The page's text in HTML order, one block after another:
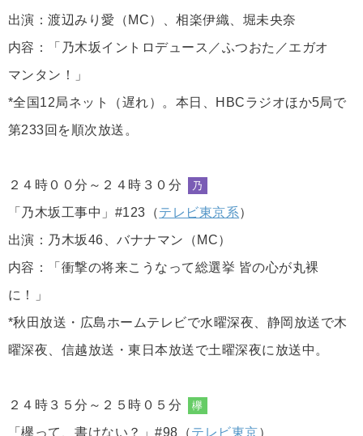
出演：渡辺みり愛（MC）、相楽伊織、堀未央奈
内容：「乃木坂イントロデュース／ふつおた／エガオ
マンタン！」
*全国12局ネット（遅れ）。本日、HBCラジオほか5局で
第233回を順次放送。
２４時００分～２４時３０分 乃
「乃木坂工事中」#123（テレビ東京系）
出演：乃木坂46、バナナマン（MC）
内容：「衝撃の将来こうなって総選挙 皆の心が丸裸
に！」
*秋田放送・広島ホームテレビで水曜深夜、静岡放送で木
曜深夜、信越放送・東日本放送で土曜深夜に放送中。
２４時３５分～２５時０５分 欅
「欅って、書けない？」#98（テレビ東京）